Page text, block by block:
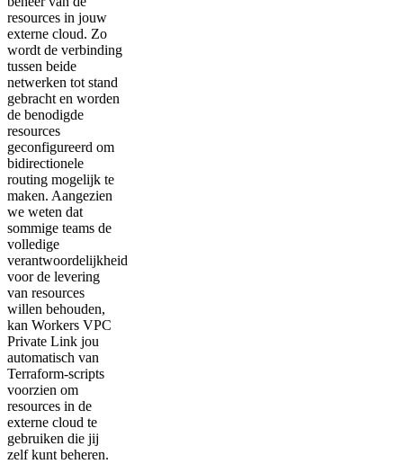
resources in jouw
externe cloud. Zo
wordt de verbinding
tussen beide
netwerken tot stand
gebracht en worden
de benodigde
resources
geconfigureerd om
bidirectionele
routing mogelijk te
maken. Aangezien
we weten dat
sommige teams de
volledige
verantwoordelijkheid
voor de levering
van resources
willen behouden,
kan Workers VPC
Private Link jou
automatisch van
Terraform-scripts
voorzien om
resources in de
externe cloud te
gebruiken die jij
zelf kunt beheren.